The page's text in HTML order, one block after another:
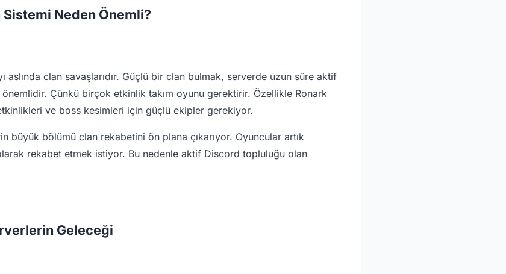
Neden Önemli?
aslında clan savaşlarıdır. Güçlü bir clan bulmak, serverde uzun süre aktif
önemlidir. Çünkü birçok etkinlik takım oyunu gerektirir. Özellikle Ronark
ve boss kesimleri için güçlü ekipler gerekiyor.
büyük bölümü clan rekabetini ön plana çıkarıyor. Oyuncular artık
rekabet etmek istiyor. Bu nedenle aktif Discord topluluğu olan
Geleceği